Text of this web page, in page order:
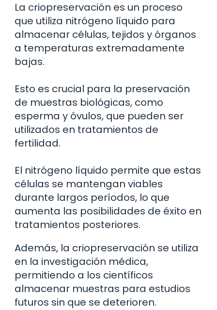
La criopreservación es un proceso
que utiliza nitrógeno líquido para
almacenar células, tejidos y órganos
a temperaturas extremadamente
bajas.
Esto es crucial para la preservación
de muestras biológicas, como
esperma y óvulos, que pueden ser
utilizados en tratamientos de
fertilidad.
El nitrógeno líquido permite que estas
células se mantengan viables
durante largos períodos, lo que
aumenta las posibilidades de éxito en
tratamientos posteriores.
Además, la criopreservación se utiliza
en la investigación médica,
permitiendo a los científicos
almacenar muestras para estudios
futuros sin que se deterioren.